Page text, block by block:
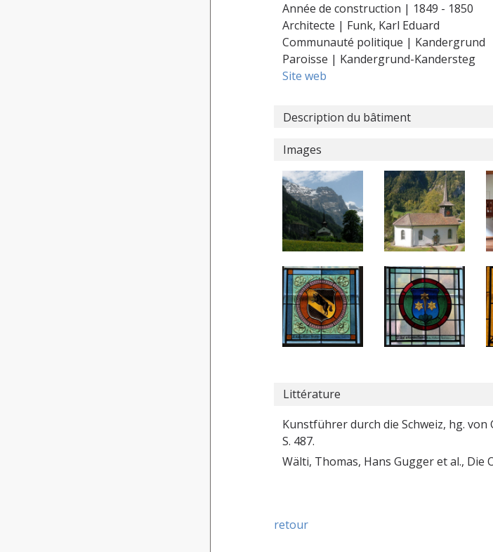
Année de construction | 1849 - 1850
Architecte | Funk, Karl Eduard
Communauté politique | Kandergrund
Paroisse | Kandergrund-Kandersteg
Site web
Description du bâtiment
Images
Littérature
Kunstführer durch die Schweiz, hg. von
S. 487.
Wälti, Thomas, Hans Gugger et al., Die
retour